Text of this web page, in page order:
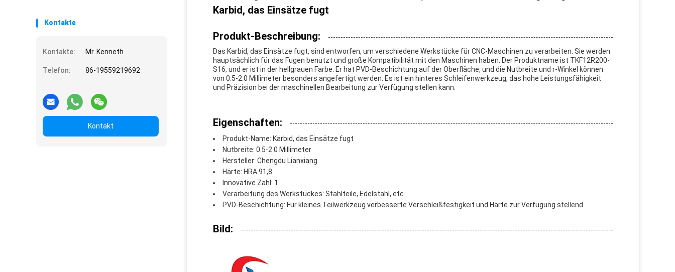
Kontakte
Kontakte: Mr. Kenneth
Telefon: 86-19559219692
Kontakt
Karbid, das Einsätze fugt
Produkt-Beschreibung:
Das Karbid, das Einsätze fugt, sind entworfen, um verschiedene Werkstücke für CNC-Maschinen zu verarbeiten. Sie werden
hauptsächlich für das Fugen benutzt und große Kompatibilität mit den Maschinen haben. Der Produktname ist TKF12R200-
S16, und er ist in der hellgrauen Farbe. Er hat PVD-Beschichtung auf der Oberfläche, und die Nutbreite und r-Winkel können
von 0.5-2.0 Millimeter besonders angefertigt werden. Es ist ein hinteres Schleifenwerkzeug, das hohe Leistungsfähigkeit
und Präzision bei der maschinellen Bearbeitung zur Verfügung stellen kann.
Eigenschaften:
Produkt-Name: Karbid, das Einsätze fugt
Nutbreite: 0.5-2.0 Millimeter
Hersteller: Chengdu Lianxiang
Härte: HRA 91,8
Innovative Zahl: 1
Verarbeitung des Werkstückes: Stahlteile, Edelstahl, etc.
PVD-Beschichtung: Für kleines Teilwerkzeug verbesserte Verschleißfestigkeit und Härte zur Verfügung stellend
Bild: